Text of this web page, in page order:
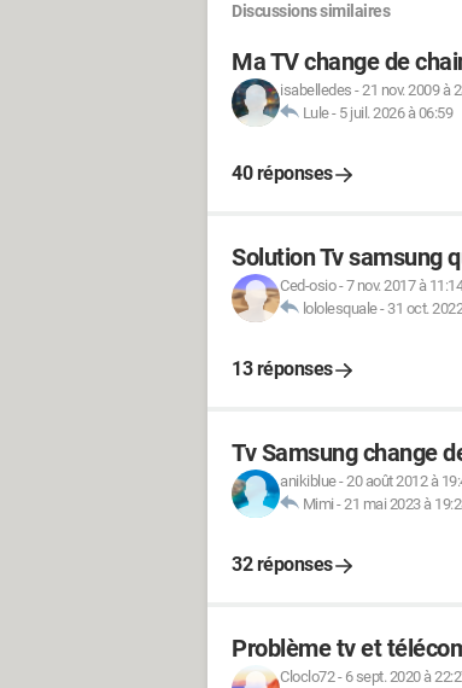
Discussions similaires
Ma TV change de
isabelledes -21 nov. 2009 à
Lule- 5 juil. 2026 à 06:59
40 réponses
Solution Tv samsung
Ced-osio-7 nov. 2017 à 11:14
lololesquale- 31 oct.
13 réponses
Tv Samsung change
anikiblue-20 août 2012 à
Mimi -21 mai 2023 à
32 réponses
Problème tv et
Cloclo72- 6 sept. 2020 à